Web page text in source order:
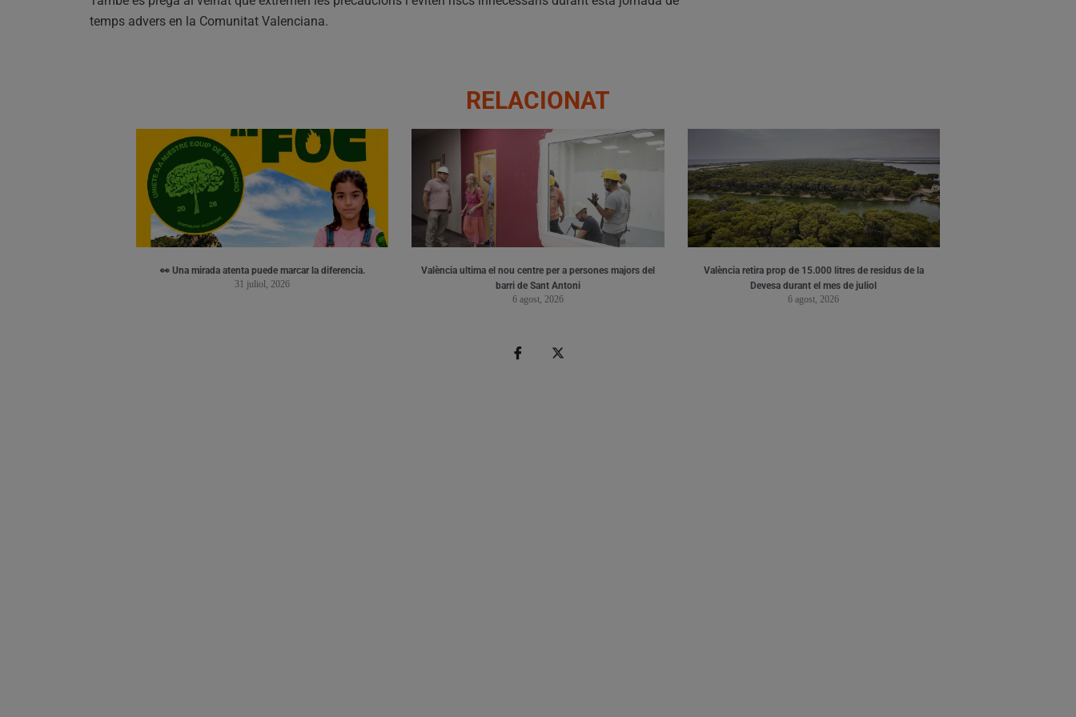
temps advers en la Comunitat Valenciana.
RELACIONAT
👀 Una mirada atenta puede marcar la diferencia.
31 juliol, 2026
València ultima el nou centre per a persones majors del
barri de Sant Antoni
6 agost, 2026
València retira prop de 15.000 litres de residus de la
Devesa durant el mes de juliol
6 agost, 2026